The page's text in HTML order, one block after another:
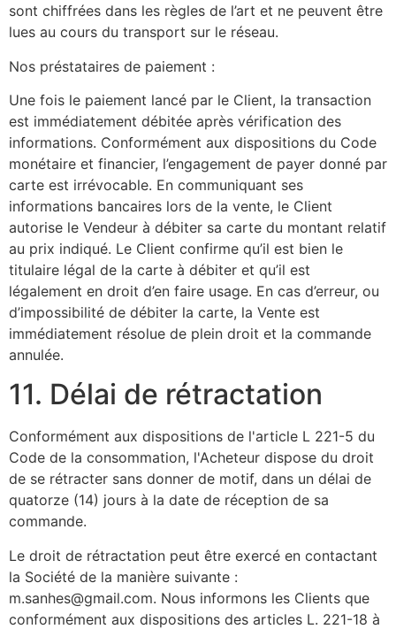
sont chiffrées dans les règles de l’art et ne peuvent être
lues au cours du transport sur le réseau.
Nos préstataires de paiement :
Une fois le paiement lancé par le Client, la transaction
est immédiatement débitée après vérification des
informations. Conformément aux dispositions du Code
monétaire et financier, l’engagement de payer donné par
carte est irrévocable. En communiquant ses
informations bancaires lors de la vente, le Client
autorise le Vendeur à débiter sa carte du montant relatif
au prix indiqué. Le Client confirme qu’il est bien le
titulaire légal de la carte à débiter et qu’il est
légalement en droit d’en faire usage. En cas d’erreur, ou
d’impossibilité de débiter la carte, la Vente est
immédiatement résolue de plein droit et la commande
annulée.
11. Délai de rétractation
Conformément aux dispositions de l'article L 221-5 du
Code de la consommation, l'Acheteur dispose du droit
de se rétracter sans donner de motif, dans un délai de
quatorze (14) jours à la date de réception de sa
commande.
Le droit de rétractation peut être exercé en contactant
la Société de la manière suivante :
m.sanhes@gmail.com. Nous informons les Clients que
conformément aux dispositions des articles L. 221-18 à